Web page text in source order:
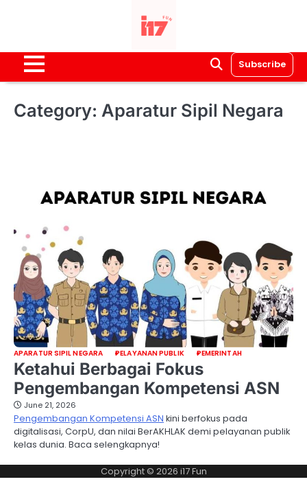
Subscribe
Category: Aparatur Sipil Negara
APARATUR SIPIL NEGARA PELAYANAN PUBLIK PEMERINTAH
Ketahui Berbagai Fokus
Pengembangan Kompetensi ASN
June 21, 2026
Pengembangan Kompetensi ASN kini berfokus pada
digitalisasi, CorpU, dan nilai BerAKHLAK demi pelayanan publik
kelas dunia. Baca selengkapnya!
Copyright © 2026 i17 Fun